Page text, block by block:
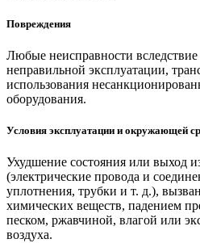
Повреждения
Любые неисправности
неправильной эксплуатации,
использования
оборудования.
Условия эксплуатации и окружающей
Ухудшение состояния или выход
(электрические провода и
уплотнения, трубки и т. д.),
химических веществ, падением
песком, ржавчиной, влагой или
воздуха.